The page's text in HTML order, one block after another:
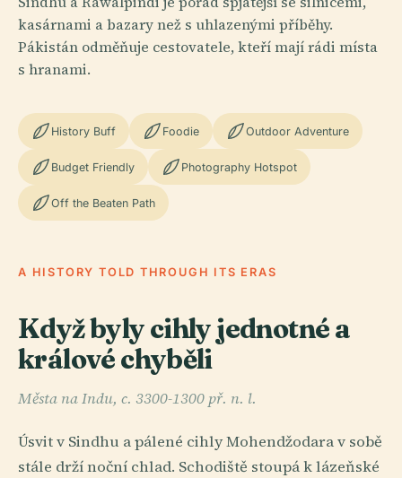
kasárnami a bazary než s uhlazenými příběhy.
Pákistán odměňuje cestovatele, kteří mají rádi místa
s hranami.
History Buff Foodie Outdoor Adventure
Budget Friendly Photography Hotspot
Off the Beaten Path
A HISTORY TOLD THROUGH ITS ERAS
Když byly cihly jednotné a
králové chyběli
Města na Indu, c. 3300-1300 př. n. l.
Úsvit v Sindhu a pálené cihly Mohendžodara v sobě
stále drží noční chlad. Schodiště stoupá k lázeňské